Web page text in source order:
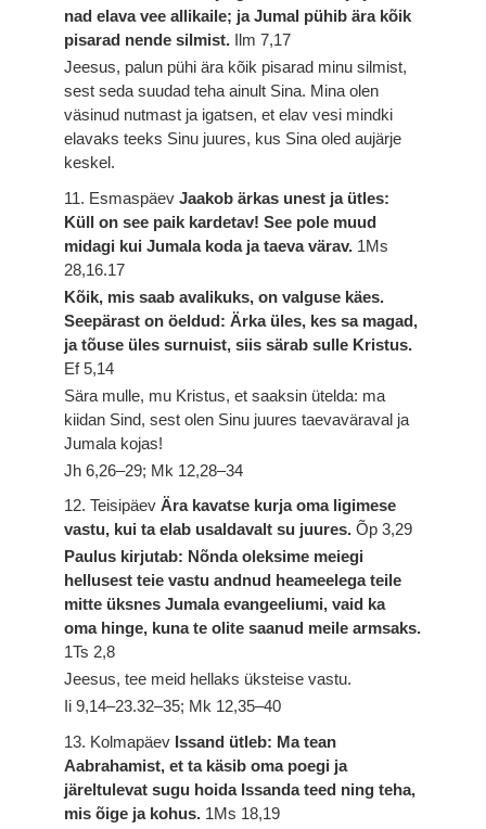
nad elava vee allikaile; ja Jumal pühib ära kõik
pisarad nende silmist. Ilm 7,17
Jeesus, palun pühi ära kõik pisarad minu silmist,
sest seda suudad teha ainult Sina. Mina olen
väsinud nutmast ja igatsen, et elav vesi mindki
elavaks teeks Sinu juures, kus Sina oled aujärje
keskel.
11. EsmaspäevJaakob ärkas unest ja ütles:
Küll on see paik kardetav! See pole muud
midagi kui Jumala koda ja taeva värav. 1Ms
28,16.17
Kõik, mis saab avalikuks, on valguse käes.
Seepärast on öeldud: Ärka üles, kes sa magad,
ja tõuse üles surnuist, siis särab sulle Kristus.
Ef 5,14
Sära mulle, mu Kristus, et saaksin ütelda: ma
kiidan Sind, sest olen Sinu juures taevaväraval ja
Jumala kojas!
Jh 6,26–29; Mk 12,28–34
12. TeisipäevÄra kavatse kurja oma ligimese
vastu, kui ta elab usaldavalt su juures.Õp 3,29
Paulus kirjutab: Nõnda oleksime meiegi
hellusest teie vastu andnud heameelega teile
mitte üksnes Jumala evangeeliumi, vaid ka
oma hinge, kuna te olite saanud meile armsaks.
1Ts 2,8
Jeesus, tee meid hellaks üksteise vastu.
Ii 9,14–23.32–35; Mk 12,35–40
13. Kolmapäev Issand ütleb: Ma tean
Aabrahamist, et ta käsib oma poegi ja
järeltulevat sugu hoida Issanda teed ning teha,
mis õige ja kohus. 1Ms 18,19